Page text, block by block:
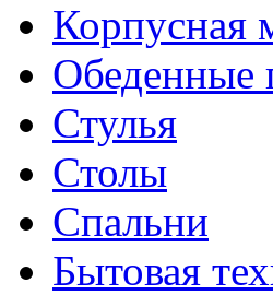
Корпусная
Обеденные
Стулья
Столы
Спальни
Бытовая